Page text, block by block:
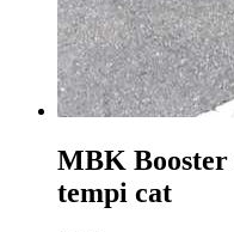
MBK Booster
tempi cat